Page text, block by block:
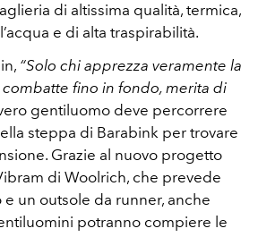
di altissima qualità, termica,
e di alta traspirabilità.
“Solo chi apprezza veramente la
fino in fondo, merita di
gentiluomo deve percorrere
steppa di Barabink per trovare
Grazie al nuovo progetto
di Woolrich, che prevede
e un outsole da runner, anche
potranno compiere le